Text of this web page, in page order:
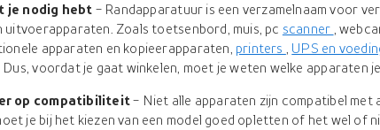
je nodig hebt - Randapparatuur is een verzamelnaam voor
uitvoerapparaten. Zoals toetsenbord, muis, pc scanner ,
apparaten en kopieerapparaten, printers UPS en
Dus, voordat je gaat winkelen, moet je weten welke apparaten
op compatibiliteit- Niet alle apparaten zijn compatibel met
je bij het kiezen van een model goed opletten of het wel of